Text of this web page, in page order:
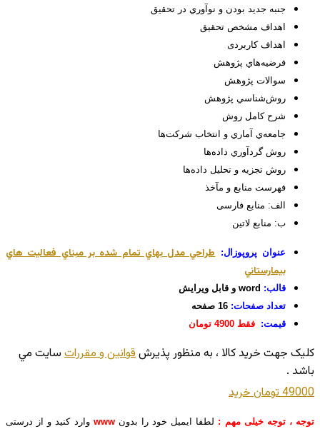
جنبه جديد بودن و نوآوري در تحقيق
اهداف مشخص تحقيق
اهداف کاربردی
فرضيه‌هاي پژوهش
سوالات پژوهش
روش‌شناسي پژوهش
شرح کامل روش
جامعه‌ي آماري و انتخاب شركت‌ها
روش گردآوري داده‌ها
روش تجزيه و تحليل داده‌ها
فهرست منابع و مآخذ
الف: منابع فارسی
ب: منابع لاتین
عنوان پروپوزال: طراحي مدل بهاي تمام شده بر مبناي فعاليت هاي
بيمارستاني
قالب:
تعداد صفحات:
قیمت: فقط 4900 تومان
کليک جهت خريد کالا ، به منظور پذيرشقوانين و مقررات سايت مي
باشد .
49000 تومان
خريد
توجه ، توجه خیلی مهم : لطفا ایمیل خود را بدون www وارد کنید و از درستی